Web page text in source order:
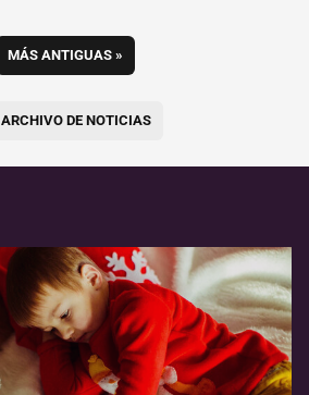
MÁS ANTIGUAS »
ARCHIVO DE NOTICIAS